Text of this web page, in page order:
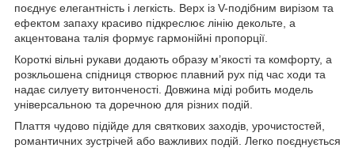
поєднує елегантність і легкість. Верх із V-подібним вирізом та
ефектом запаху красиво підкреслює лінію декольте, а
акцентована талія формує гармонійні пропорції.
Короткі вільні рукави додають образу м’якості та комфорту, а
розкльошена спідниця створює плавний рух під час ходи та
надає силуету витонченості. Довжина міді робить модель
універсальною та доречною для різних подій.
Плаття чудово підійде для святкових заходів, урочистостей,
романтичних зустрічей або важливих подій. Легко поєднується